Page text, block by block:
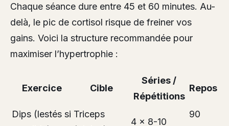
Chaque séance dure entre 45 et 60 minutes. Au-
delà, le pic de cortisol risque de freiner vos
gains. Voici la structure recommandée pour
maximiser l’hypertrophie :
Exercice Cible
Séries /
Répétitions
Repos
Dips (lestés si Triceps
4 x 8-10
90